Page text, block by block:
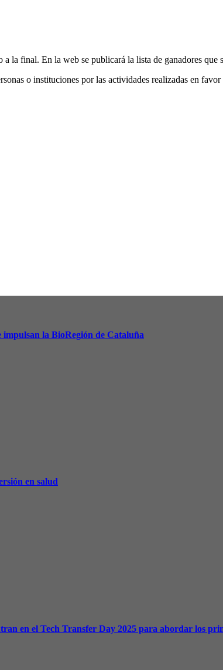
la final. En la web se publicará la lista de ganadores
o instituciones por las actividades realizadas en
la BioRegión de Cataluña
en salud
en el Tech Transfer Day 2025 para abordar los